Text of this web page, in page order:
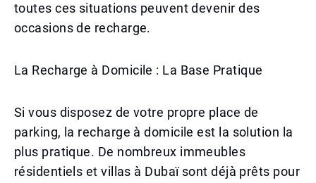
toutes ces situations peuvent devenir des
occasions de recharge.
La Recharge à Domicile : La Base Pratique
Si vous disposez de votre propre place de
parking, la recharge à domicile est la solution la
plus pratique. De nombreux immeubles
résidentiels et villas à Dubaï sont déjà prêts pour